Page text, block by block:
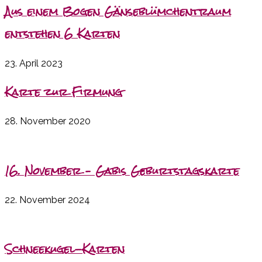
Aus einem Bogen Gänseblümchentraum
entstehen 6 Karten
23. April 2023
Karte zur Firmung
28. November 2020
16. November – Gabis Geburtstagskarte
22. November 2024
Schneekugel-Karten